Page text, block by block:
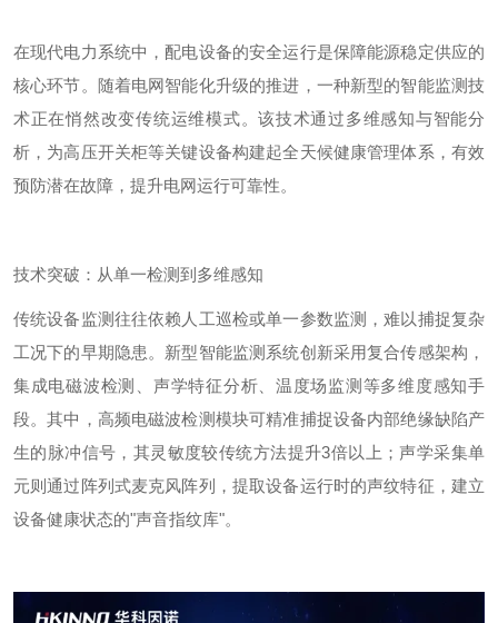
在现代电力系统中，配电设备的安全运行是保障能源稳定供应的
核心环节。随着电网智能化升级的推进，一种新型的智能监测技
术正在悄然改变传统运维模式。该技术通过多维感知与智能分
析，为高压开关柜等关键设备构建起全天候健康管理体系，有效
预防潜在故障，提升电网运行可靠性。
技术突破：从单一检测到多维感知
传统设备监测往往依赖人工巡检或单一参数监测，难以捕捉复杂
工况下的早期隐患。新型智能监测系统创新采用复合传感架构，
集成电磁波检测、声学特征分析、温度场监测等多维度感知手
段。其中，高频电磁波检测模块可精准捕捉设备内部绝缘缺陷产
生的脉冲信号，其灵敏度较传统方法提升3倍以上；声学采集单
元则通过阵列式麦克风阵列，提取设备运行时的声纹特征，建立
设备健康状态的"声音指纹库"。